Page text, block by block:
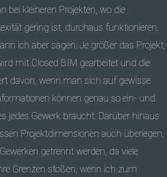
bei kleineren Projekten, wo die
gering ist, durchaus funktionieren.
ich aber sagen: Je größer das Projekt,
mit Closed BIM gearbeitet und die
davon, wenn man sich auf gewisse
können genau so ein- und
jedes Gewerk braucht. Darüber hinaus
Projektdimensionen auch überlegen,
getrennt werden, da viele
Grenzen stoßen, wenn ich zum